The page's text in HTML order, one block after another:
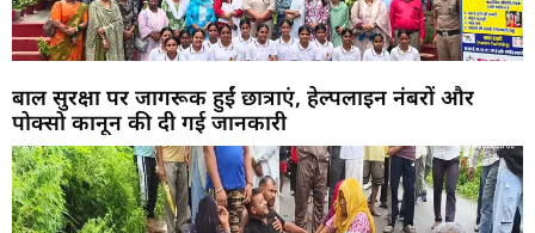
बाल सुरक्षा पर जागरूक हुईं छात्राएं, हेल्पलाइन नंबरों और
पोक्सो कानून की दी गई जानकारी